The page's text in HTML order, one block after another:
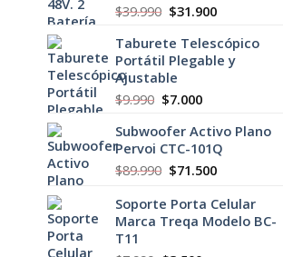
$39.990 El
original
era:
$39.990.
$31.900El
actual
es:
Taburete Telescópico
Portátil Plegable y
Ajustable
$9.990 El
original
era:
$9.990.
$7.000El
actual
es:
$7.000.
Subwoofer Activo Plano
Pervoi CTC-101Q
$89.990 El
original
era:
$71.500El
actual
es:
Soporte Porta Celular
Marca Treqa Modelo BC-
T11